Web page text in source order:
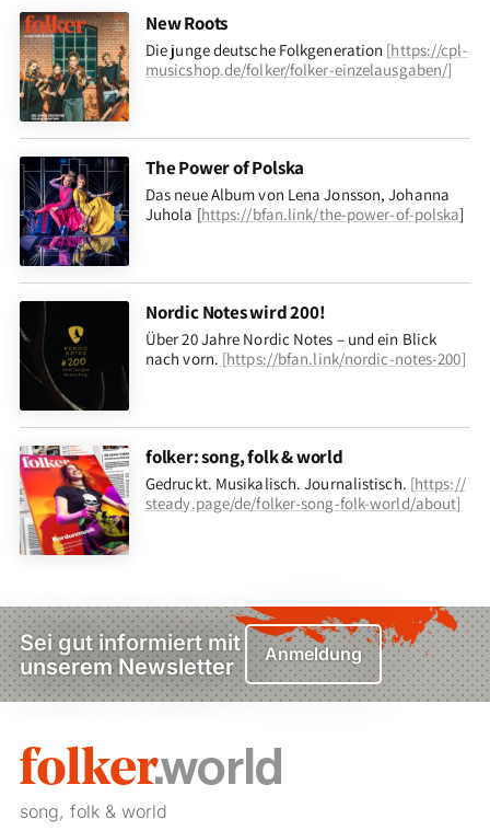
New Roots
Die junge deutsche Folkgeneration [https://cpl-
musicshop.de/folker/folker-einzelausgaben/]
The Power of Polska
Das neue Album von Lena Jonsson, Johanna
Juhola [https://bfan.link/the-power-of-polska]
Nordic Notes wird 200!
Über 20 Jahre Nordic Notes – und ein Blick
nach vorn. [https://bfan.link/nordic-notes-200]
folker: song, folk & world
Gedruckt. Musikalisch. Journalistisch. [https://
steady.page/de/folker-song-folk-world/about]
Sei gut informiert mit
unserem Newsletter
Anmeldung
song, folk & world